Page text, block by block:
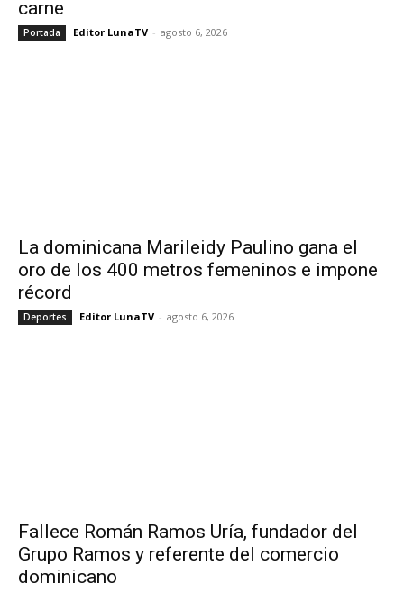
carne
Portada Editor LunaTV - agosto 6, 2026
La dominicana Marileidy Paulino gana el
oro de los 400 metros femeninos e impone
récord
Deportes Editor LunaTV - agosto 6, 2026
Fallece Román Ramos Uría, fundador del
Grupo Ramos y referente del comercio
dominicano